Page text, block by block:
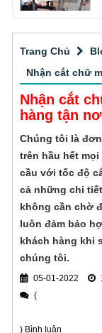
Trang Chủ
Nhận cắt chữ
Nhận cắt
hàng tận
Chúng tôi là
trên hầu hết
cầu với tốc độ
cả những chi
không cần chờ
luôn đảm bảo
khách hàng khi
chúng tôi.
05-01-2022
(
) Bình luận